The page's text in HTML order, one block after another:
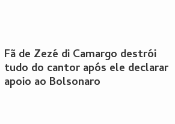
Fã de Zezé di Camargo destrói
tudo do cantor após ele declarar
apoio ao Bolsonaro